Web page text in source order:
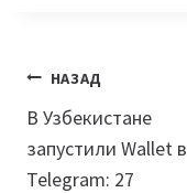
Навигация
по
записям
НАЗАД
В Узбекистане
запустили Wallet в
Telegram: 27